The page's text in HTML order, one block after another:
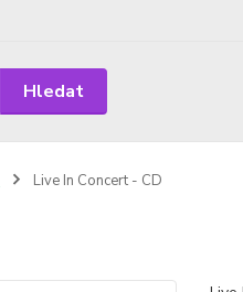
Hledat
Live In Concert - CD